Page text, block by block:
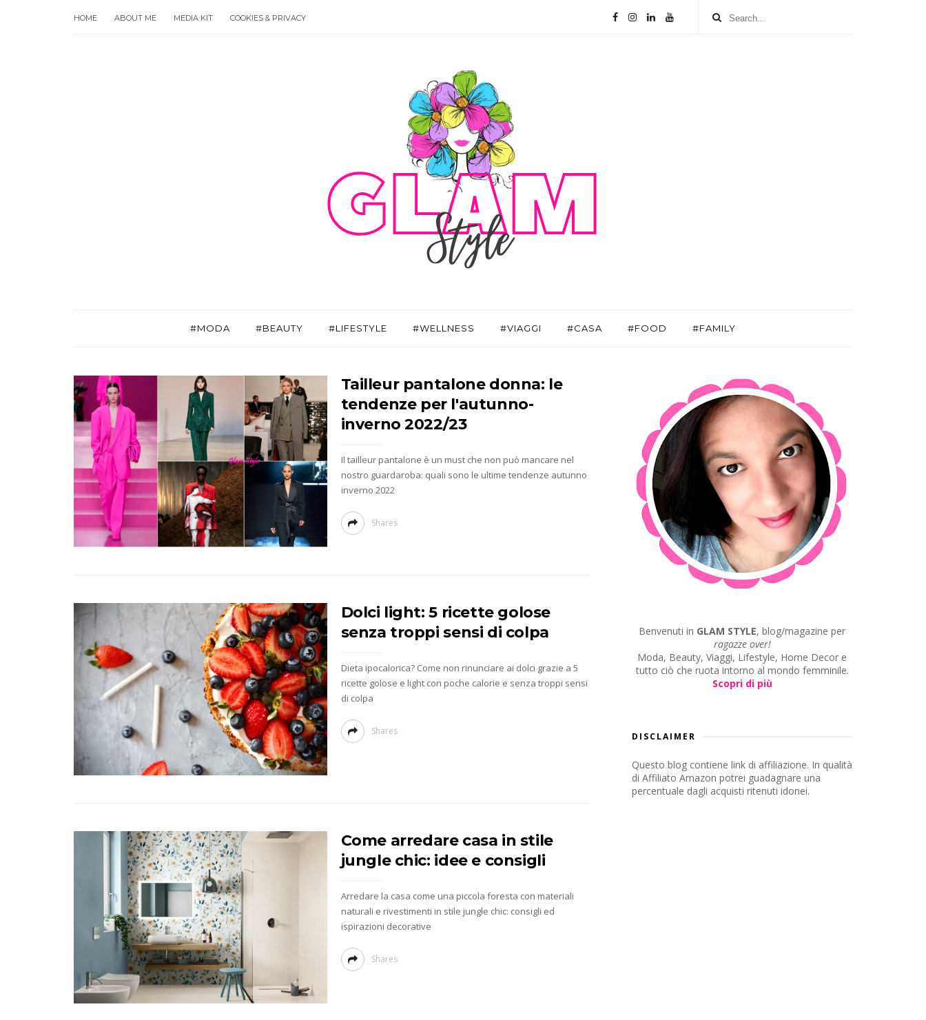
HOME ABOUT ME MEDIA KIT COOKIES & PRIVACY
#MODA #BEAUTY #LIFESTYLE #WELLNESS #VIAGGI #CASA #FOOD #FAMILY
Tailleur pantalone donna: le
tendenze per l'autunno-
inverno 2022/23
Il tailleur pantalone è un must che non può mancare nel
nostro guardaroba: quali sono le ultime tendenze autunno
inverno 2022
Shares
Dolci light: 5 ricette golose
senza troppi sensi di colpa
Dieta ipocalorica? Come non rinunciare ai dolci grazie a 5
ricette golose e light con poche calorie e senza troppi sensi
di colpa
Shares
Come arredare casa in stile
jungle chic: idee e consigli
Arredare la casa come una piccola foresta con materiali
naturali e rivestimenti in stile jungle chic: consigli ed
ispirazioni decorative
Shares
Benvenuti in GLAM STYLE, blog/magazine per
ragazze over!
Moda, Beauty, Viaggi, Lifestyle, Home Decor e
tutto ciò che ruota intorno al mondo femminile.
Scopri di più
DISCLAIMER
Questo blog contiene link di affiliazione. In qualità
di Affiliato Amazon potrei guadagnare una
percentuale dagli acquisti ritenuti idonei.